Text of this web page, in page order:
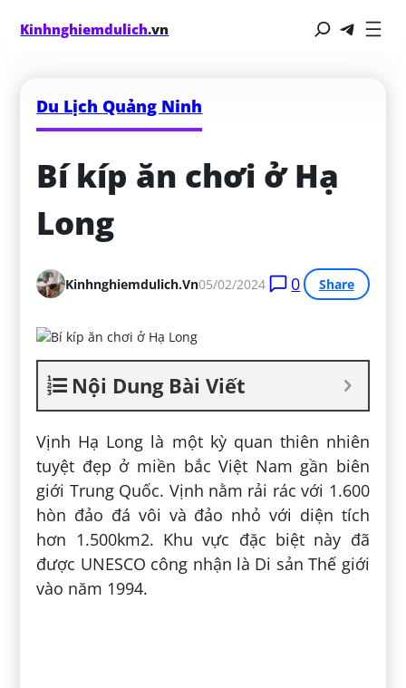
Kinhnghiemdulich.vn
Du Lịch Quảng Ninh
Bí kíp ăn chơi ở Hạ
Long
Kinhnghiemdulich.vn05/02/2024 0 Share
Nội Dung Bài Viết
Vịnh Hạ Long là một kỳ quan thiên nhiên
tuyệt đẹp ở miền bắc Việt Nam gần biên
giới Trung Quốc. Vịnh nằm rải rác với 1.600
hòn đảo đá vôi và đảo nhỏ với diện tích
hơn 1.500km2. Khu vực đặc biệt này đã
được UNESCO công nhận là Di sản Thế giới
vào năm 1994.